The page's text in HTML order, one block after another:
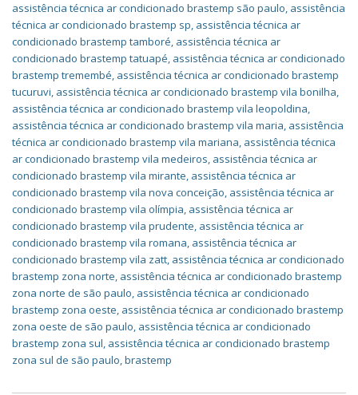
assistência técnica ar condicionado brastemp são paulo, assistência
técnica ar condicionado brastemp sp, assistência técnica ar
condicionado brastemp tamboré, assistência técnica ar
condicionado brastemp tatuapé, assistência técnica ar condicionado
brastemp tremembé, assistência técnica ar condicionado brastemp
tucuruvi, assistência técnica ar condicionado brastemp vila bonilha,
assistência técnica ar condicionado brastemp vila leopoldina,
assistência técnica ar condicionado brastemp vila maria, assistência
técnica ar condicionado brastemp vila mariana, assistência técnica
ar condicionado brastemp vila medeiros, assistência técnica ar
condicionado brastemp vila mirante, assistência técnica ar
condicionado brastemp vila nova conceição, assistência técnica ar
condicionado brastemp vila olímpia, assistência técnica ar
condicionado brastemp vila prudente, assistência técnica ar
condicionado brastemp vila romana, assistência técnica ar
condicionado brastemp vila zatt, assistência técnica ar condicionado
brastemp zona norte, assistência técnica ar condicionado brastemp
zona norte de são paulo, assistência técnica ar condicionado
brastemp zona oeste, assistência técnica ar condicionado brastemp
zona oeste de são paulo, assistência técnica ar condicionado
brastemp zona sul, assistência técnica ar condicionado brastemp
zona sul de são paulo,brastemp